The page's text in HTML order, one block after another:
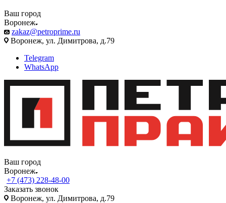
Ваш город
Воронеж
zakaz@petroprime.ru
Воронеж, ул. Димитрова, д.79
Telegram
WhatsApp
Ваш город
Воронеж
+7 (473) 228-48-00
Заказать звонок
Воронеж, ул. Димитрова, д.79